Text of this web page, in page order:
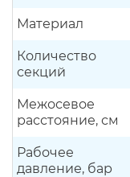
Материал
Количество
секций
Межосевое
расстояние, см
Рабочее
давление, бар